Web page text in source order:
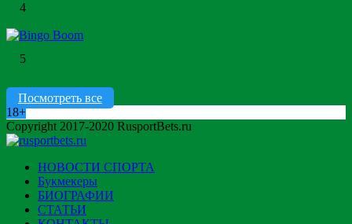
4
5
Посмотреть все
18+
Copyright 2017-2020 RusportBets.ru
НОВОСТИ СПОРТА
Букмекеры
БИОГРАФИИ
СТАТЬИ